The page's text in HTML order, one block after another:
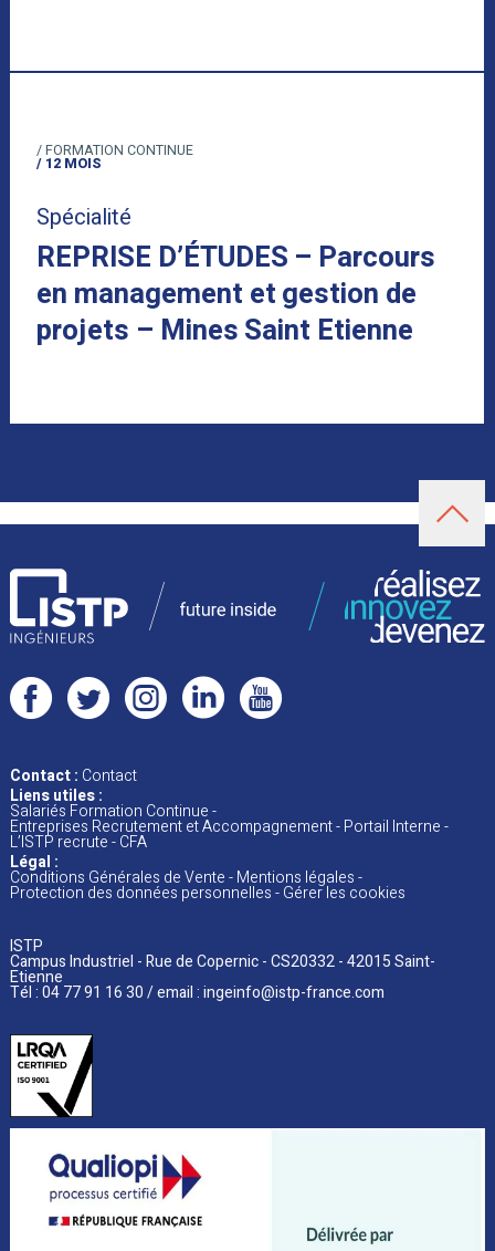
/ FORMATION CONTINUE
/ 12 MOIS
Spécialité
REPRISE D’ÉTUDES – Parcours
en management et gestion de
projets – Mines Saint Etienne
Contact : Contact
Liens utiles :
Salariés Formation Continue
Entreprises Recrutement et Accompagnement Portail Interne
L’ISTP recrute CFA
Légal :
Conditions Générales de Vente Mentions légales
Protection des données personnelles Gérer les cookies
ISTP
Campus Industriel - Rue de Copernic - CS20332 - 42015 Saint-
Etienne
Tél : 04 77 91 16 30 / email :ingeinfo@istp-france.com